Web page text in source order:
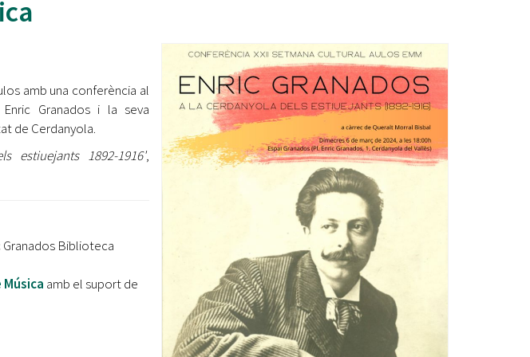
Retiment de Comptes
Accés a Informació Pública
Dades Obertes
Catàleg de Serveis i Tràmits
a l'autoocupació
d'euros del Pla de
16a edició i dona el
per veure
Entitats
Equipaments
Mercats Municipals
amb una conferència al
Granados i la seva
de Cerdanyola.
estiuejants 1892-1916',
Granados Biblioteca
amb el suport de